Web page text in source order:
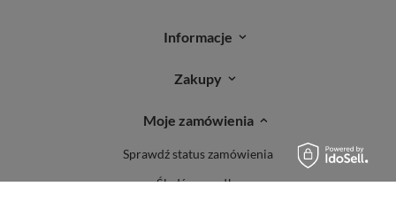
Informacje
Zakupy
Moje zamówienia
Sprawdź status zamówienia
Śledź przesyłkę